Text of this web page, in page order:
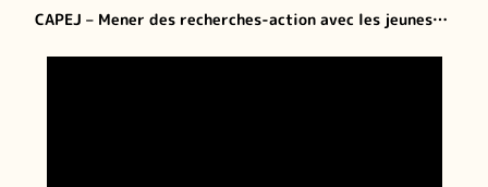
CAPEJ – Mener des recherches-action avec les jeunes…